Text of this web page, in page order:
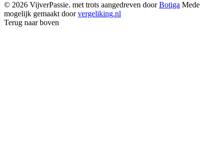
© 2026 VijverPassie. met trots aangedreven doorBotiga Mede
mogelijk gemaakt doorvergeliking.nl
Terug naar boven